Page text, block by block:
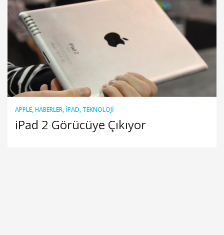
APPLE,HABERLER, IPAD, TEKNOLOJI
iPad 2 Görücüye Çıkıyor